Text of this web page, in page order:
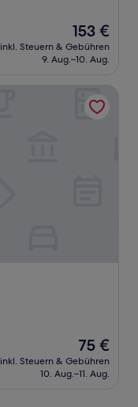
Der
Preis
beträgt
153 €
inkl. Steuern & Gebühren
9. Aug.–10. Aug.
Der
Preis
beträgt
75 €
inkl. Steuern & Gebühren
10. Aug.–11. Aug.